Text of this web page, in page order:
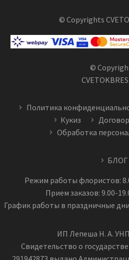
© Copyrights
©
Политика
Кукиз
Обработка
БЛОГ
Режим работы флористов:
Прием заказов: 9.00-
График работы в праздничные
ИП Лепеша Н. А. УНП
Свидетельство о